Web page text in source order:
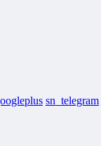
sn_telegram